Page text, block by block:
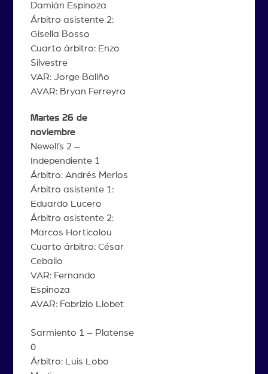
Damián Espinoza
Árbitro asistente 2:
Gisella Bosso
Cuarto árbitro: Enzo
Silvestre
VAR: Jorge Baliño
AVAR: Bryan Ferreyra
Martes 26 de
noviembre
Newell’s 2 –
Independiente 1
Árbitro: Andrés Merlos
Árbitro asistente 1:
Eduardo Lucero
Árbitro asistente 2:
Marcos Horticolou
Cuarto árbitro: César
Ceballo
VAR: Fernando
Espinoza
AVAR: Fabrizio Llobet
Sarmiento 1 – Platense
0
Árbitro: Luis Lobo